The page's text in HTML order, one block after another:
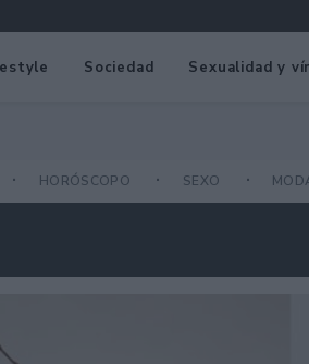
Sociedad Sexualidad y
HORÓSCOPO SEXO